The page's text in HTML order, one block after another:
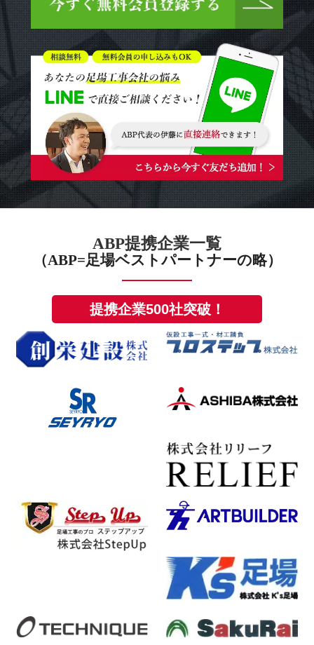
ABP提携企業一覧
（ABP=足場ベストパートナーの略）
提携企業500社突破！